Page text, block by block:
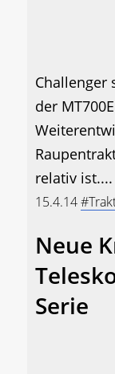
Challenger
der
relativ ist....
15.4.14
Neue
Serie